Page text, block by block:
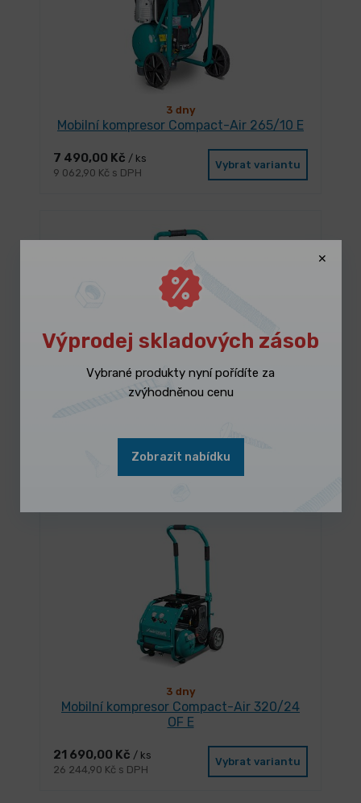
3 dny
Mobilní kompresor Compact-Air 265/10 E
7 490,00 Kč / ks
9 062,90 Kč s DPH
Vybrat variantu
12 990,00 Kč/ ks
15 717,90 Kč s DPH
Vybrat variantu
3 dny
Mobilní kompresor Compact-Air 320/24
OF E
21 690,00 Kč / ks
26 244,90 Kč s DPH
Vybrat variantu
Výprodej skladových zásob
Vybrané produkty nyní pořídíte za
zvýhodněnou cenu
Zobrazit nabídku